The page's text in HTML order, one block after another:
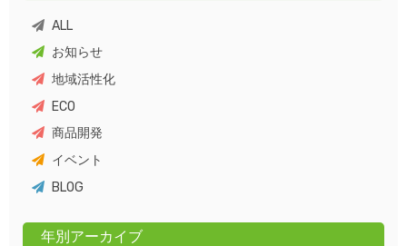
ALL
お知らせ
地域活性化
ECO
商品開発
イベント
BLOG
年別アーカイブ